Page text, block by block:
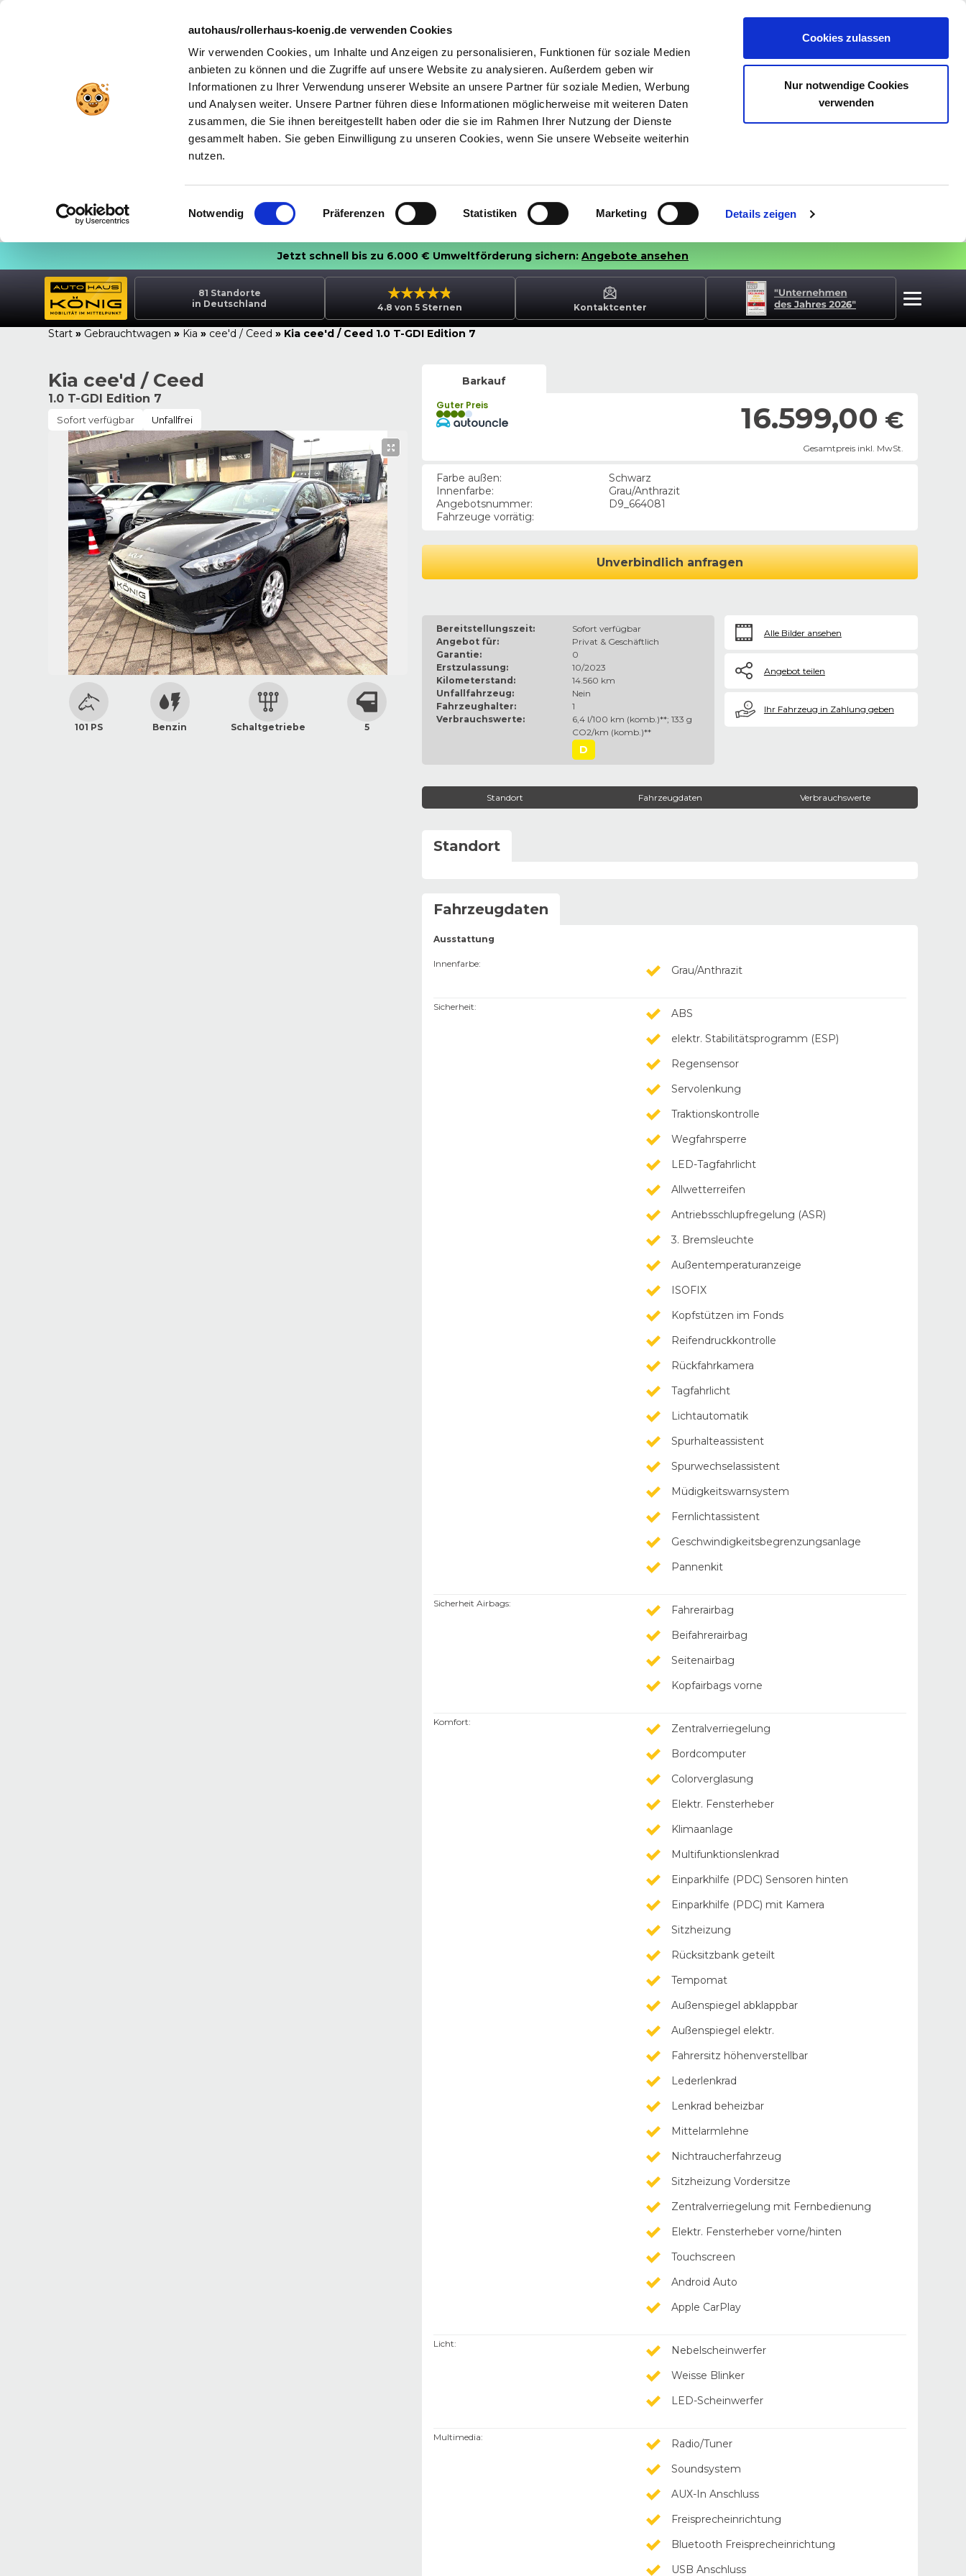
autohaus/rollerhaus-koenig.de verwenden Cookies
Wir verwenden Cookies, um Inhalte und Anzeigen zu personalisieren, Funktionen für soziale Medien
anbieten zu können und die Zugriffe auf unsere Website zu analysieren. Außerdem geben wir
Informationen zu Ihrer Verwendung unserer Website an unsere Partner für soziale Medien, Werbung
und Analysen weiter. Unsere Partner führen diese Informationen möglicherweise mit weiteren Daten
zusammen, die Sie ihnen bereitgestellt haben oder die sie im Rahmen Ihrer Nutzung der Dienste
gesammelt haben. Sie geben Einwilligung zu unseren Cookies, wenn Sie unsere Webseite weiterhin
nutzen.
Einwilligungsauswahl
Notwendig Präferenzen Statistiken Marketing Details zeigen
Cookies zulassen
Nur notwendige Cookies
verwenden
Jetzt schnell bis zu 6.000 € Umweltförderung sichern: Angebote ansehen
81 Standorte
in Deutschland
4.8 von 5 Sternen Kontaktcenter
Start » Gebrauchtwagen » Kia » cee'd / Ceed » Kia cee'd / Ceed 1.0 T-GDI Edition 7
Kia cee'd / Ceed
1.0 T-GDI Edition 7
Sofort verfügbar Unfallfrei
101 PS Benzin Schaltgetriebe 5
Barkauf
Guter Preis 16.599,00 €
Gesamtpreis inkl. MwSt.
Farbe außen:
Schwarz
Innenfarbe:
Grau/Anthrazit
Angebotsnummer:
D9_664081
Fahrzeuge vorrätig:
Unverbindlich anfragen
Bereitstellungszeit:
Sofort verfügbar
Angebot für:
Privat & Geschäftlich
Garantie:
0
Erstzulassung:
10/2023
Kilometerstand:
14.560 km
Unfallfahrzeug:
Nein
Fahrzeughalter:
1
Verbrauchswerte:
6,4 l/100 km (komb.)**; 133 g
CO2/km (komb.)**
D
Alle Bilder ansehen
Angebot teilen
€ Ihr Fahrzeug in Zahlung geben
Standort Fahrzeugdaten Verbrauchswerte
Standort
Fahrzeugdaten
Ausstattung
Innenfarbe:
Grau/Anthrazit
Sicherheit:
ABS
elektr. Stabilitätsprogramm (ESP)
Regensensor
Servolenkung
Traktionskontrolle
Wegfahrsperre
LED-Tagfahrlicht
Allwetterreifen
Antriebsschlupfregelung (ASR)
3. Bremsleuchte
Außentemperaturanzeige
ISOFIX
Kopfstützen im Fonds
Reifendruckkontrolle
Rückfahrkamera
Tagfahrlicht
Lichtautomatik
Spurhalteassistent
Spurwechselassistent
Müdigkeitswarnsystem
Fernlichtassistent
Geschwindigkeitsbegrenzungsanlage
Pannenkit
Sicherheit Airbags:
Fahrerairbag
Beifahrerairbag
Seitenairbag
Kopfairbags vorne
Komfort:
Zentralverriegelung
Bordcomputer
Colorverglasung
Elektr. Fensterheber
Klimaanlage
Multifunktionslenkrad
Einparkhilfe (PDC) Sensoren hinten
Einparkhilfe (PDC) mit Kamera
Sitzheizung
Rücksitzbank geteilt
Tempomat
Außenspiegel abklappbar
Außenspiegel elektr.
Fahrersitz höhenverstellbar
Lederlenkrad
Lenkrad beheizbar
Mittelarmlehne
Nichtraucherfahrzeug
Sitzheizung Vordersitze
Zentralverriegelung mit Fernbedienung
Elektr. Fensterheber vorne/hinten
Touchscreen
Android Auto
Apple CarPlay
Licht:
Nebelscheinwerfer
Weisse Blinker
LED-Scheinwerfer
Multimedia:
Radio/Tuner
Soundsystem
AUX-In Anschluss
Freisprecheinrichtung
Bluetooth Freisprecheinrichtung
USB Anschluss